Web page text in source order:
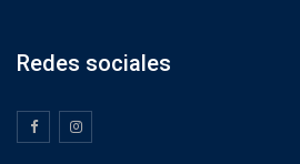
Redes sociales